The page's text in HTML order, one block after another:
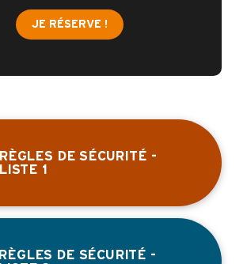
JE RÉSERVE !
RÈGLES DE SÉCURITÉ -
LISTE 1
RÈGLES DE SÉCURITÉ -